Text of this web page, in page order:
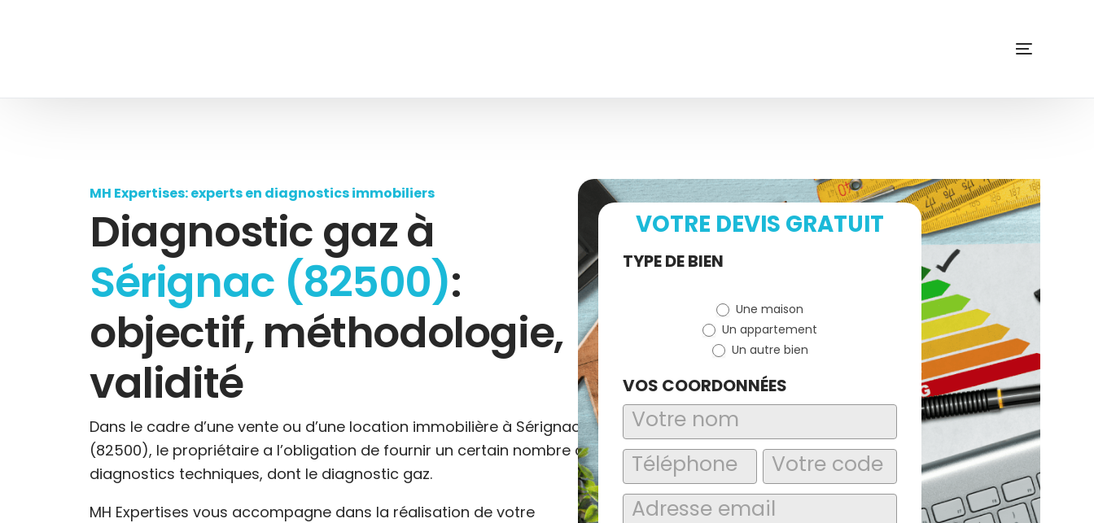
MH Expertises: experts en diagnostics immobiliers
Diagnostic gaz à
Sérignac (82500):
objectif, méthodologie,
validité
Dans le cadre d’une vente ou d’une location immobilière à Sérignac
(82500), le propriétaire a l’obligation de fournir un certain nombre de
diagnostics techniques, dont le diagnostic gaz.
MH Expertises vous accompagne dans la réalisation de votre
VOTRE DEVIS GRATUIT
Demande
TYPE DE BIEN
Une maison
Un appartement
Un autre bien
VOS COORDONNÉES